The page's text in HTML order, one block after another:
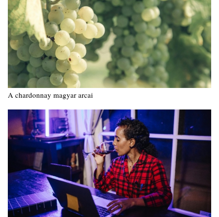
A chardonnay magyar arcai